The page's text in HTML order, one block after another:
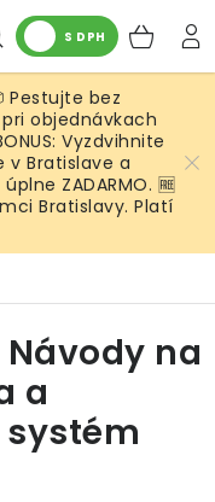
Hľadať
S DPH
Pestujte bez
objednávkach
Vyzdvihnite
v Bratislave a
ZADARMO. 🆓
Bratislavy. Platí
na
a